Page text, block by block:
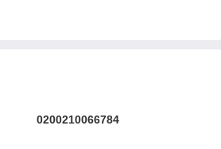
0200210066784